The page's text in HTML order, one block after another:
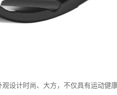
设计时尚、大方，不仅具有运动健